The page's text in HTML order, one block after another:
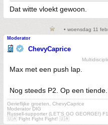
Dat witte vloekt gewoon.
• woensdag 11
Moderator
ChevyCaprice
Max met een push lap.
Nog steeds P2. Op een tiende.
Gerieflijke groeten, ChevyCaprice
Moderator DIG
Russell-supporter (LET'S GO GEORGE!)
🇺🇦 Fight Fight Fight! 🇺🇦